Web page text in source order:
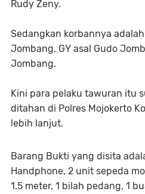
Rudy Zeny.
Sedangkan korbannya
Jombang, GY asal Gudo
Jombang.
Kini para pelaku tawuran itu
ditahan di Polres Mojokerto
lebih lanjut.
Barang Bukti yang disita
Handphone, 2 unit sepeda
1.5 meter, 1 bilah pedang, 1